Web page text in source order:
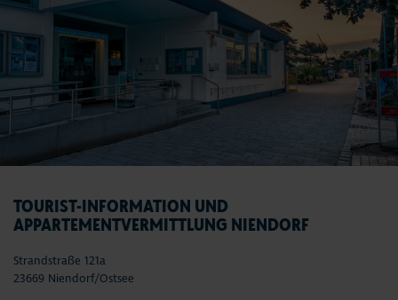
TOURIST-INFORMATION UND
APPARTEMENTVERMITTLUNG NIENDORF
Strandstraße 121a
23669 Niendorf/Ostsee